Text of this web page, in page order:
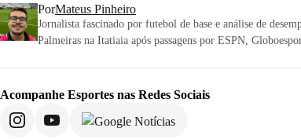
PorMateus Pinheiro
Jornalista fascinado por futebol de base e análise de
Palmeiras na Itatiaia após passagens por ESPN,
Acompanhe Esportes nas Redes Sociais